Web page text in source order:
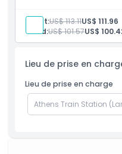
souffle. Cette visite en
de culture, d'histoire et
voyageurs
Adult:US$ 113.11US$ 111.96
Child:US$ 101.57US$
Lieu de prise en
Lieu de prise en charge